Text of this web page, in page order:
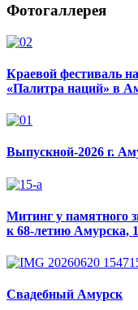
Фотогаллерея
Краевой фестиваль
«Палитра наций» в
Выпускной-2026 г.
Митинг у памятного
к 68-летию Амурска,
Свадебный Амурск